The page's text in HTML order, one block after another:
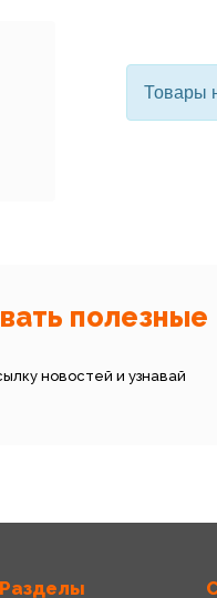
Товары
полезные
новостей и узнавай
Разделы